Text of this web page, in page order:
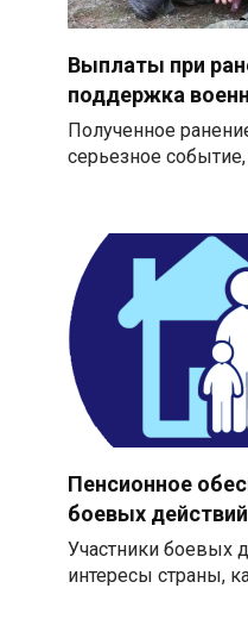
Выплаты при
поддержка
Полученное
серьезное
Пенсионное
боевых
Участники боевых
интересы страны,